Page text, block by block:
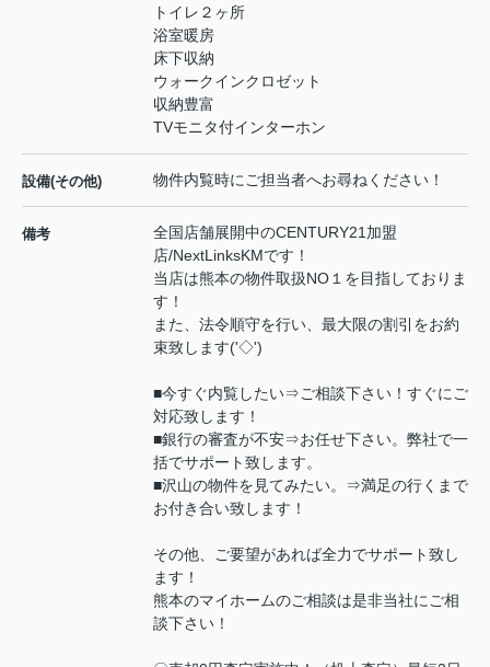
トイレ２ヶ所
浴室暖房
床下収納
ウォークインクロゼット
収納豊富
TVモニタ付インターホン
設備(その他) 物件内覧時にご担当者へお尋ねください！
備考
全国店舗展開中のCENTURY21加盟
店/NextLinksKMです！
当店は熊本の物件取扱NO１を目指しておりま
す！
また、法令順守を行い、最大限の割引をお約
束致します('◇')ゞ
■今すぐ内覧したい⇒ご相談下さい！すぐにご
対応致します！
■銀行の審査が不安⇒お任せ下さい。弊社で一
括でサポート致します。
■沢山の物件を見てみたい。⇒満足の行くまで
お付き合い致します！
その他、ご要望があれば全力でサポート致し
ます！
熊本のマイホームのご相談は是非当社にご相
談下さい！